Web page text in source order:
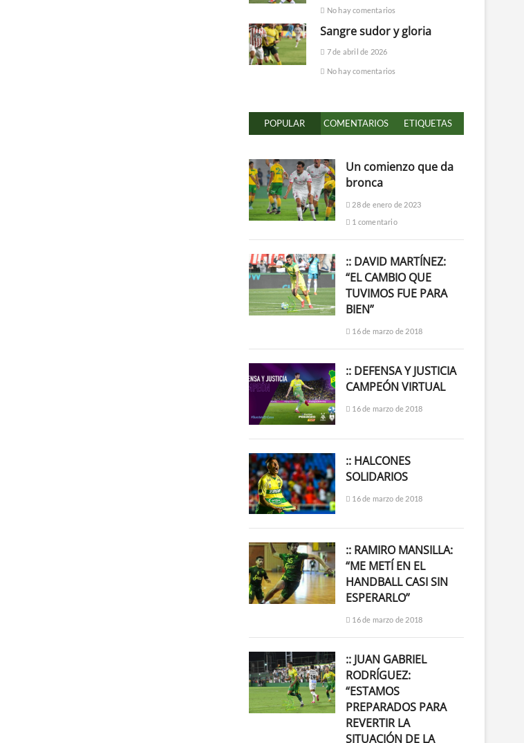
No hay comentarios
Sangre sudor y gloria
7 de abril de 2026
No hay comentarios
POPULAR COMENTARIOS ETIQUETAS
Un comienzo que da
bronca
28 de enero de 2023
1 comentario
:: DAVID MARTÍNEZ:
“EL CAMBIO QUE
TUVIMOS FUE PARA
BIEN”
16 de marzo de 2018
:: DEFENSA Y JUSTICIA
CAMPEÓN VIRTUAL
16 de marzo de 2018
:: HALCONES
SOLIDARIOS
16 de marzo de 2018
:: RAMIRO MANSILLA:
“ME METÍ EN EL
HANDBALL CASI SIN
ESPERARLO”
16 de marzo de 2018
:: JUAN GABRIEL
RODRÍGUEZ:
“ESTAMOS
PREPARADOS PARA
REVERTIR LA
SITUACIÓN DE LA